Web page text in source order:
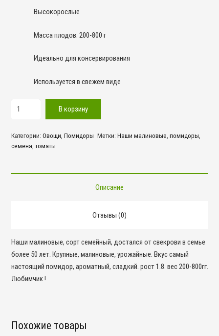
Высокорослые
Масса плодов: 200-800 г
Идеально для консервирования
Используется в свежем виде
Количество
малиновые
В корзину
Категории: Овощи Помидоры Метки: Наши малиновые помидоры
семена томаты
Описание
Отзывы (0)
Наши малиновые, сорт семейный, достался от свекрови в семье
более 50 лет. Крупные, малиновые, урожайные. Вкус самый
настоящий помидор, ароматный, сладкий. рост 1.8. вес 200-800гг.
Любимчик !
Похожие товары